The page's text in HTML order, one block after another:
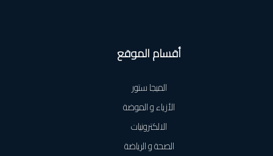
أقسام الموقع
الميجا ستور
الأزياء و الموضة
الالكترونيات
الصحة و الرياضة